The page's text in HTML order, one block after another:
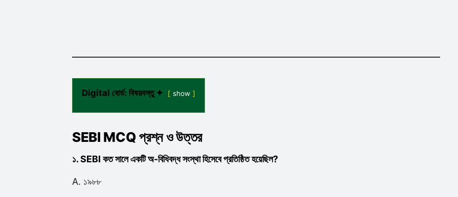
Digital বোর্ড: বিষয়বস্তু ✦ show
SEBI MCQ প্রশ্ন ও উত্তর
১. SEBI কত সালে একটি অ-বিধিবদ্ধ সংস্থা হিসেবে প্রতিষ্ঠিত হয়েছিল?
A. ১৯৮৮